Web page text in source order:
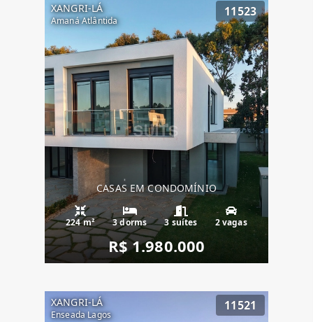
XANGRI-LÁ
Amaná Atlântida
11523
CASAS EM CONDOMÍNIO
224 m² 3 dorms 3 suítes 2 vagas
R$ 1.980.000
XANGRI-LÁ
Enseada Lagos
11521